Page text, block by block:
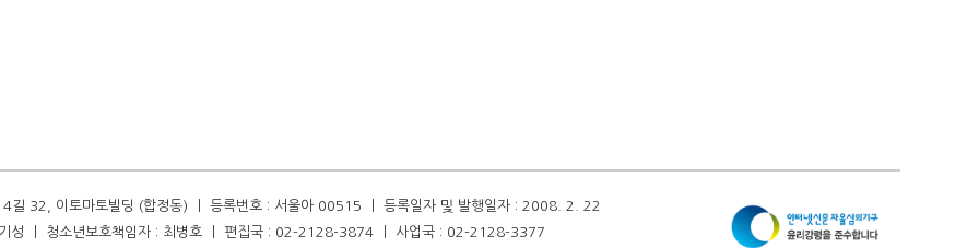
4길 32, 이토마토빌딩 (합정동) ㅣ 등록번호 : 서울아 00515 ㅣ 등록일자 및 발행일자 : 2008. 2. 22
성 ㅣ 청소년보호책임자 : 최병호 ㅣ 편집국 : 02-2128-3874 ㅣ 사업국 : 02-2128-3377